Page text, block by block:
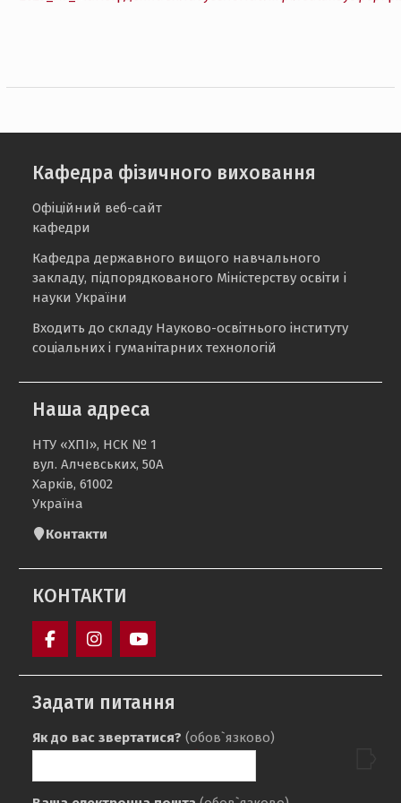
Кафедра фізичного виховання
Офіційний веб-сайт
кафедри
Кафедра державного вищого навчального
закладу, підпорядкованого Міністерству освіти і
науки України
Входить до складу Науково-освітнього інституту
соціальних і гуманітарних технологій
Наша адреса
НТУ «ХПІ», НСК № 1
вул. Алчевських, 50А
Харків, 61002
Україна
Контакти
КОНТАКТИ
виховання»
«ХПІ»
ВИХОВАННЯ»
«ХПІ»
Задати питання
Як до вас звертатися? (обов`язково)